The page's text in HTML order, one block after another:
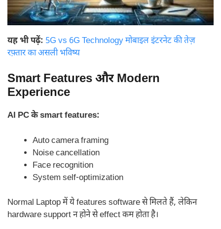
यह भी पढ़ें: 5G vs 6G Technology मोबाइल इंटरनेट की तेज़
रफ़्तार का असली भविष्य
Smart Features और Modern
Experience
AI PC के smart features:
Auto camera framing
Noise cancellation
Face recognition
System self-optimization
Normal Laptop में ये features software से मिलते हैं, लेकिन
hardware support न होने से effect कम होता है।